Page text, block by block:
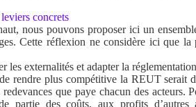
concrets
nous pouvons proposer ici un
Cette réflexion ne considère ici que la
externalités et adapter la
rendre plus compétitive la REUT serait
que paye chacun des acteurs.
partie des coûts, aux profits d’autres